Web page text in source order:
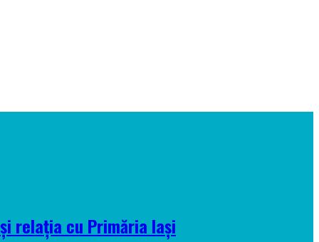
relația cu Primăria Iași